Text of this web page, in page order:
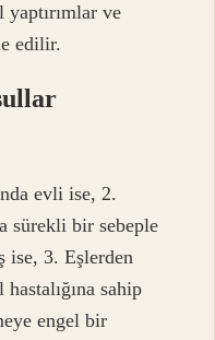
ve
edilir.
evli ise, 2.
sürekli bir sebeple
ise, 3. Eşlerden
sahip
engel bir